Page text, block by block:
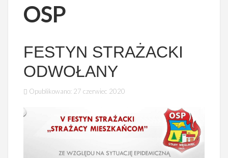
OSP
FESTYN STRAŻACKI
ODWOŁANY
Opublikowano: 27 czerwiec 2020